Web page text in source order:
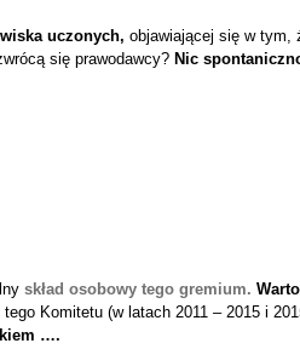
uczonych, objawiającej się w tym,
się prawodawcy? Nic
skład osobowy tego gremium.
Komitetu (w latach 2011 – 2015 i
….